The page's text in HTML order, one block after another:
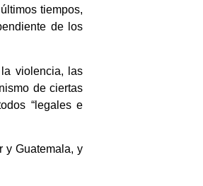
tiempos,
de los
violencia, las
de ciertas
“legales e
y Guatemala, y